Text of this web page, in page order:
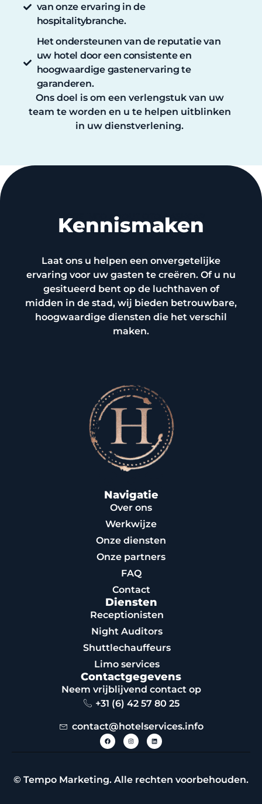
van onze ervaring in de
hospitalitybranche.
Het ondersteunen van de reputatie van
uw hotel door een consistente en
hoogwaardige gastenervaring te
garanderen.
Ons doel is om een verlengstuk van uw
team te worden en u te helpen uitblinken
in uw dienstverlening.
MORE INFO ABOUT OTOWASHCAR
Kennismaken
Laat ons u helpen een onvergetelijke
ervaring voor uw gasten te creëren. Of u nu
gesitueerd bent op de luchthaven of
midden in de stad, wij bieden betrouwbare,
hoogwaardige diensten die het verschil
maken.
Navigatie
Over ons
Werkwijze
Onze diensten
Onze partners
FAQ
Contact
Diensten
Receptionisten
Night Auditors
Shuttlechauffeurs
Limo services
Contactgegevens
Neem vrijblijvend contact op
+31 (6) 42 57 80 25
contact@hotelservices.info
© Tempo Marketing. Alle rechten voorbehouden.